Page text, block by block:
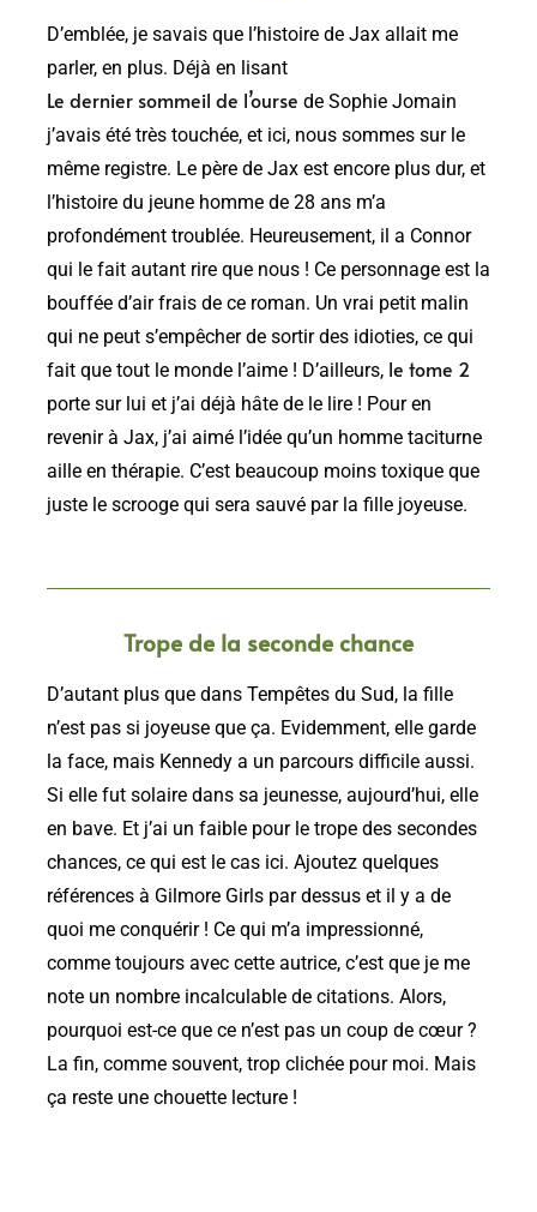
D’emblée, je savais que l’histoire de Jax allait me
parler, en plus. Déjà en lisant
Le dernier sommeil de l’ourse de Sophie Jomain
j’avais été très touchée, et ici, nous sommes sur le
même registre. Le père de Jax est encore plus dur, et
l’histoire du jeune homme de 28 ans m’a
profondément troublée. Heureusement, il a Connor
qui le fait autant rire que nous ! Ce personnage est la
bouffée d’air frais de ce roman. Un vrai petit malin
qui ne peut s’empêcher de sortir des idioties, ce qui
fait que tout le monde l’aime ! D’ailleurs, le tome 2
porte sur lui et j’ai déjà hâte de le lire ! Pour en
revenir à Jax, j’ai aimé l’idée qu’un homme taciturne
aille en thérapie. C’est beaucoup moins toxique que
juste le scrooge qui sera sauvé par la fille joyeuse.
Trope de la seconde chance
D’autant plus que dans Tempêtes du Sud, la fille
n’est pas si joyeuse que ça. Evidemment, elle garde
la face, mais Kennedy a un parcours difficile aussi.
Si elle fut solaire dans sa jeunesse, aujourd’hui, elle
en bave. Et j’ai un faible pour le trope des secondes
chances, ce qui est le cas ici. Ajoutez quelques
références à Gilmore Girls par dessus et il y a de
quoi me conquérir ! Ce qui m’a impressionné,
comme toujours avec cette autrice, c’est que je me
note un nombre incalculable de citations. Alors,
pourquoi est-ce que ce n’est pas un coup de cœur ?
La fin, comme souvent, trop clichée pour moi. Mais
ça reste une chouette lecture !